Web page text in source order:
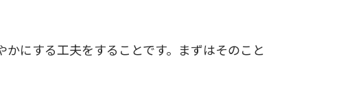
にする工夫をすることです。まずはそのこと